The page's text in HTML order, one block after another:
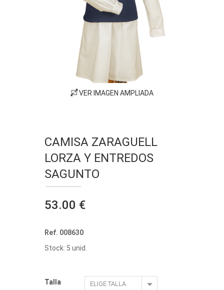
VER IMAGEN AMPLIADA
CAMISA ZARAGUELL
LORZA Y ENTREDOS
SAGUNTO
53.00 €
Ref. 008630
Stock: 5 unid.
Talla